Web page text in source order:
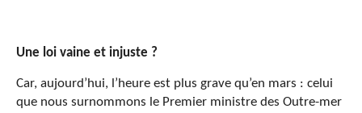
Une loi vaine et injuste ?
Car, aujourd’hui, l’heure est plus grave qu’en mars : celui
que nous surnommons le Premier ministre des Outre-mer